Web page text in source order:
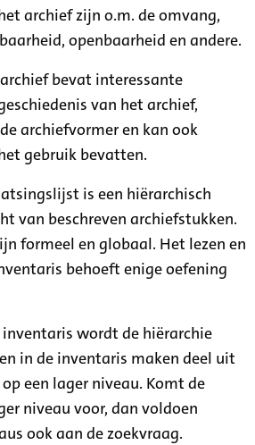
archief zijn o.m. de omvang,
openbaarheid en andere.
bevat interessante
van het archief,
archiefvormer en kan ook
gebruik bevatten.
is een hiërarchisch
van beschreven archiefstukken.
formeel en globaal. Het lezen en
behoeft enige oefening
wordt de hiërarchie
in de inventaris maken deel uit
een lager niveau. Komt de
niveau voor, dan voldoen
ook aan de zoekvraag.